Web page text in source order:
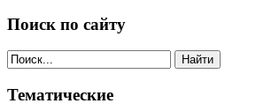
Поиск по сайту
Найти
Тематические